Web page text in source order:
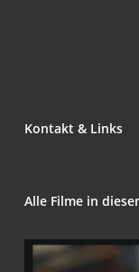
Kon­takt & Links
Alle Fil­me in